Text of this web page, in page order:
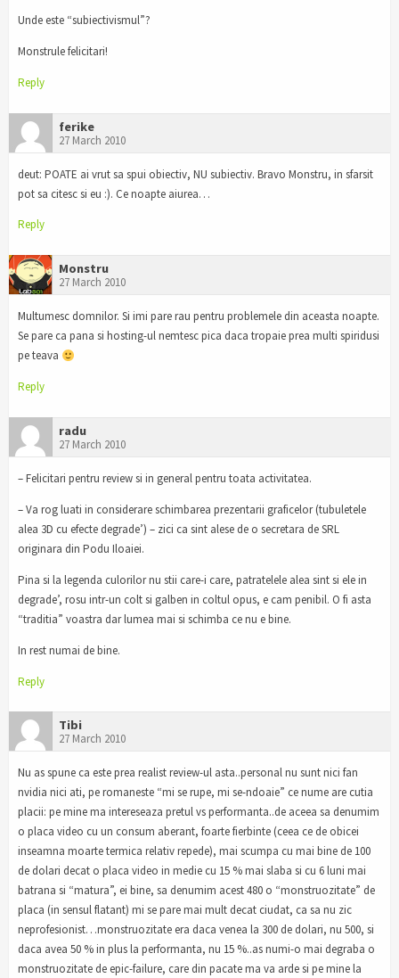
Unde este “subiectivismul”?
Monstrule felicitari!
Reply
ferike
27 March 2010
deut: POATE ai vrut sa spui obiectiv, NU subiectiv. Bravo Monstru, in sfarsit
pot sa citesc si eu :). Ce noapte aiurea…
Reply
Monstru
27 March 2010
Multumesc domnilor. Si imi pare rau pentru problemele din aceasta noapte.
Se pare ca pana si hosting-ul nemtesc pica daca tropaie prea multi spiridusi
pe teava
Reply
radu
27 March 2010
– Felicitari pentru review si in general pentru toata activitatea.
– Va rog luati in considerare schimbarea prezentarii graficelor (tubuletele
alea 3D cu efecte degrade’) – zici ca sint alese de o secretara de SRL
originara din Podu Iloaiei.
Pina si la legenda culorilor nu stii care-i care, patratelele alea sint si ele in
degrade’, rosu intr-un colt si galben in coltul opus, e cam penibil. O fi asta
“traditia” voastra dar lumea mai si schimba ce nu e bine.
In rest numai de bine.
Reply
Tibi
27 March 2010
Nu as spune ca este prea realist review-ul asta..personal nu sunt nici fan
nvidia nici ati, pe romaneste “mi se rupe, mi se-ndoaie” ce nume are cutia
placii: pe mine ma intereseaza pretul vs performanta..de aceea sa denumim
o placa video cu un consum aberant, foarte fierbinte (ceea ce de obicei
inseamna moarte termica relativ repede), mai scumpa cu mai bine de 100
de dolari decat o placa video in medie cu 15 % mai slaba si cu 6 luni mai
batrana si “matura”, ei bine, sa denumim acest 480 o “monstruozitate” de
placa (in sensul flatant) mi se pare mai mult decat ciudat, ca sa nu zic
neprofesionist…monstruozitate era daca venea la 300 de dolari, nu 500, si
daca avea 50 % in plus la performanta, nu 15 %..as numi-o mai degraba o
monstruozitate de epic-failure, care din pacate ma va arde si pe mine la